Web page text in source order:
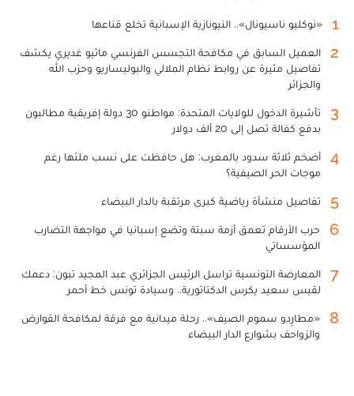
1 «نوكليو ناسيونال».. النيونازية الإسبانية تخلع قناعها
2
العميل السابق في مكافحة التجسس الفرنسي ماثيو غديري يكشف
تفاصيل مثيرة عن روابط نظام الملالي والبوليساريو وحزب الله
والجزائر
3
تأشيرة الدخول للولايات المتحدة: مواطنو 30 دولة إفريقية مطالبون
بدفع كفالة تصل إلى 20 ألف دولار
4
أضخم ثلاثة سدود بالمغرب: هل حافظت على نسب ملئها رغم
موجات الحر الصيفية؟
5 تفاصيل منشأة رياضية كبرى مرتقبة بالدار البيضاء
6
حرب الأرقام تعمق أزمة سبتة وتضع إسبانيا في مواجهة التضارب
المؤسساتي
7
المعارضة التونسية تراسل الرئيس الجزائري عبد المجيد تبون: دعمك
لقيس سعيد يكرس الدكتاتورية.. وسيادة تونس خط أحمر
8
«مطارِدو سموم الصيف».. رحلة ميدانية مع فرقة لمكافحة القوارض
والزواحف بشوارع الدار البيضاء